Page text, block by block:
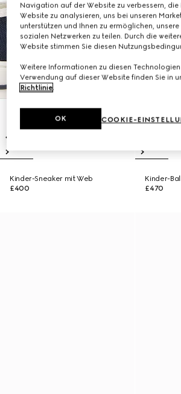
Kinder-Sneaker mit Web
£400
Kinder-
£470
Navigation auf der Website zu verbessern, die
Website zu analysieren, uns bei unseren
unterstützen und Ihnen zu ermöglichen,
sozialen Netzwerken zu teilen. Durch die
Website stimmen Sie diesen
Weitere Informationen zu diesen
Verwendung auf dieser Website finden Sie in
Richtlinie.
COOKIE-
OK